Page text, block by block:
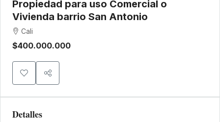
Propiedad para uso Comercial o
Vivienda barrio San Antonio
Cali
$400.000.000
Detalles